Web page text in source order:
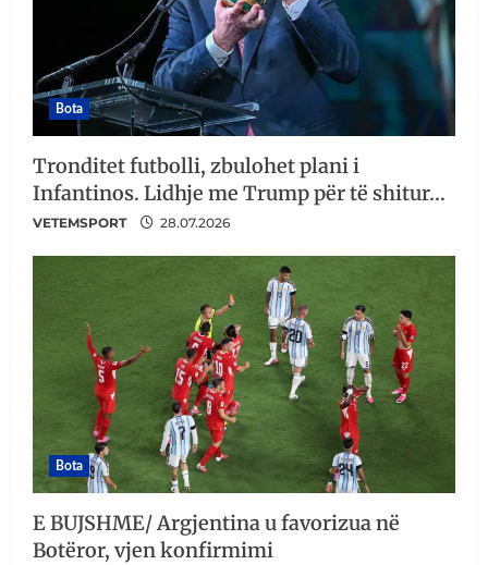
Bota
Tronditet futbolli, zbulohet plani i
Infantinos. Lidhje me Trump për të shitur…
VETEMSPORT 28.07.2026
Bota
E BUJSHME/ Argjentina u favorizua në
Botëror, vjen konfirmimi